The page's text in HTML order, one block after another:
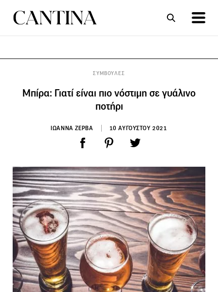
ΣΥΜΒΟΥΛΕΣ
Μπίρα: Γιατί είναι πιο νόστιμη σε γυάλινο
ποτήρι
ΙΩΑΝΝΑ ΖΕΡΒΑ 10 ΑΥΓΟΥΣΤΟΥ 2021